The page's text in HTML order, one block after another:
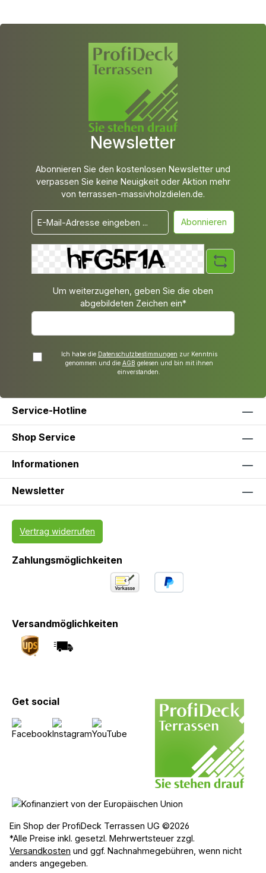
Newsletter
Abonnieren Sie den kostenlosen Newsletter und
verpassen Sie keine Neuigkeit oder Aktion mehr
von terrassen-massivholzdielen.de.
Abonnieren
Um weiterzugehen, geben Sie die oben
abgebildeten Zeichen ein*
Ich habe die Datenschutzbestimmungen zur Kenntnis
genommen und die AGB gelesen und bin mit ihnen
einverstanden.
Service-Hotline
Shop Service
Informationen
Newsletter
Vertrag widerrufen
Zahlungsmöglichkeiten
Versandmöglichkeiten
Get social
Ein Shop der ProfiDeck Terrassen UG ©2026
*Alle Preise inkl. gesetzl. Mehrwertsteuer zzgl.
Versandkosten und ggf. Nachnahmegebühren, wenn nicht
anders angegeben.